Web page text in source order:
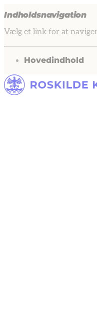
Indholdsnavigation
Vælg et link for at
gå til
Hovedindhold